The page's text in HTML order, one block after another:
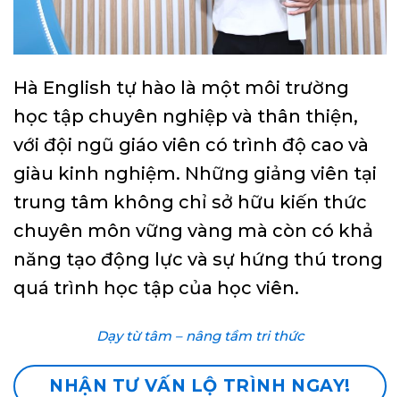
Hà English tự hào là một môi trường
học tập chuyên nghiệp và thân thiện,
với đội ngũ giáo viên có trình độ cao và
giàu kinh nghiệm. Những giảng viên tại
trung tâm không chỉ sở hữu kiến thức
chuyên môn vững vàng mà còn có khả
năng tạo động lực và sự hứng thú trong
quá trình học tập của học viên.
Dạy từ tâm – nâng tầm tri thức
NHẬN TƯ VẤN LỘ TRÌNH NGAY!